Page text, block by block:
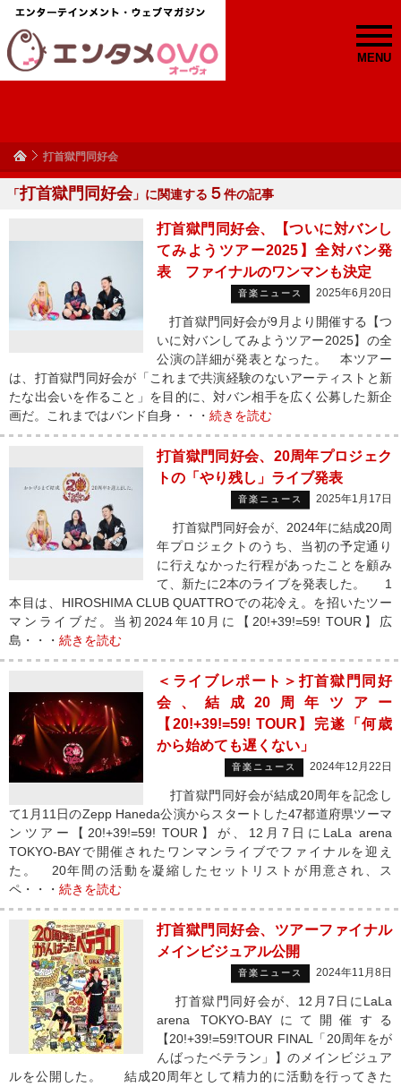
MENU
打首獄門同好会
「打首獄門同好会」に関連する ５件の記事
打首獄門同好会、【ついに対バンし
てみようツアー2025】全対バン発
表 ファイナルのワンマンも決定
音楽ニュース 2025年6月20日
打首獄門同好会が9月より開催する【つ
いに対バンしてみようツアー2025】の全
公演の詳細が発表となった。 本ツアー
は、打首獄門同好会が「これまで共演経験のないアーティストと新
たな出会いを作ること」を目的に、対バン相手を広く公募した新企
画だ。これまではバンド自身・・・ 続きを読む
打首獄門同好会、20周年プロジェク
トの「やり残し」ライブ発表
音楽ニュース 2025年1月17日
打首獄門同好会が、2024年に結成20周
年プロジェクトのうち、当初の予定通り
に行えなかった行程があったことを顧み
て、新たに2本のライブを発表した。 1
本目は、HIROSHIMA CLUB QUATTROでの花冷え。を招いたツー
マンライブだ。当初2024年10月に【20!+39!=59! TOUR】広
島・・・ 続きを読む
＜ライブレポート＞打首獄門同好
会、結成20周年ツアー
【20!+39!=59! TOUR】完遂「何歳
から始めても遅くない」
音楽ニュース 2024年12月22日
打首獄門同好会が結成20周年を記念し
て1月11日のZepp Haneda公演からスタートした47都道府県ツーマ
ンツアー【20!+39!=59! TOUR】が、12月7日にLaLa arena
TOKYO-BAYで開催されたワンマンライブでファイナルを迎え
た。 20年間の活動を凝縮したセットリストが用意され、ス
ペ・・・ 続きを読む
打首獄門同好会、ツアーファイナル
メインビジュアル公開
音楽ニュース 2024年11月8日
打首獄門同好会が、12月7日にLaLa
arena TOKYO-BAYにて開催する
【20!+39!=59!TOUR FINAL「20周年をが
んばったベテラン」】のメインビジュア
ルを公開した。 結成20周年として精力的に活動を行ってきた